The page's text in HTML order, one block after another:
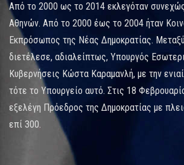
Από το 2000 ως το 2014 εκλεγόταν
Αθηνών. Από το 2000 έως το 2004 ήταν
Εκπρόσωπος της Νέας Δημοκρατίας.
διετέλεσε, αδιαλείπτως, Υπουργός
Κυβερνήσεις Κώστα Καραμανλή, με την
τότε το Υπουργείο αυτό. Στις 18
εξελέγη Πρόεδρος της Δημοκρατίας με
επί 300.